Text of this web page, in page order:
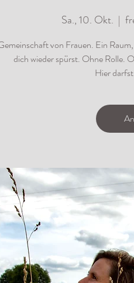
Sa., 10. Okt.
  |
von Frauen. Ein
dich wieder spürst. Ohne Rolle.
Hier